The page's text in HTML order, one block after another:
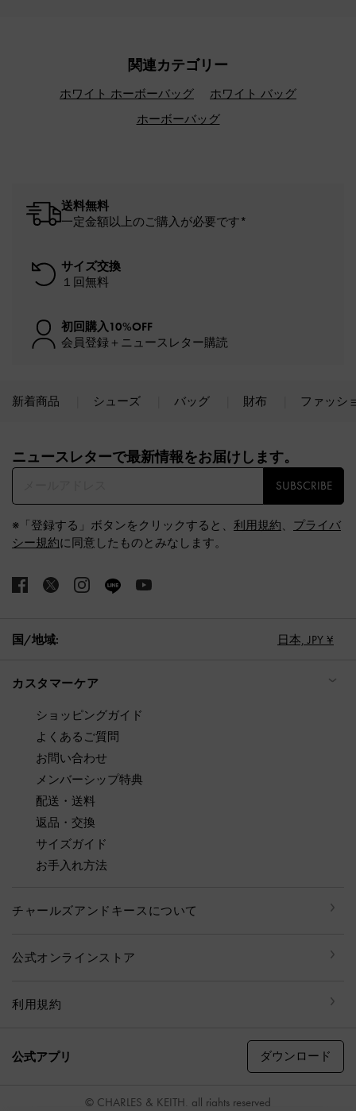
関連カテゴリー
ホワイト ホーボーバッグ
ホワイト バッグ
ホーボーバッグ
送料無料
一定金額以上のご購入が必要です*
サイズ交換
１回無料
初回購入10%OFF
会員登録＋ニュースレター購読
新着商品 シューズ バッグ 財布 ファッシ
ニュースレターで最新情報をお届けします。​
SUBSCRIBE
※「登録する」ボタンをクリックすると、 利用規約、 プライバ
シー規約に同意したものとみなします。
国/地域: 日本, JPY ¥
カスタマーケア
ショッピングガイド
よくあるご質問
お問い合わせ
メンバーシップ特典
配送・送料
返品・交換
サイズガイド
お手入れ方法
チャールズアンドキースについて
公式オンラインストア
利用規約
公式アプリ ダウンロード
© CHARLES & KEITH, all rights reserved